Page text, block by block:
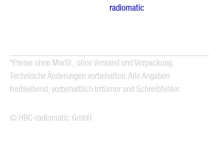
radiomatic
*Preise ohne MwSt., ohne Versand und Verpackung.
Technische Änderungen vorbehalten. Alle Angaben
freibleibend, vorbehaltlich Irrtümer und Schreibfehler.
© HBC-radiomatic GmbH